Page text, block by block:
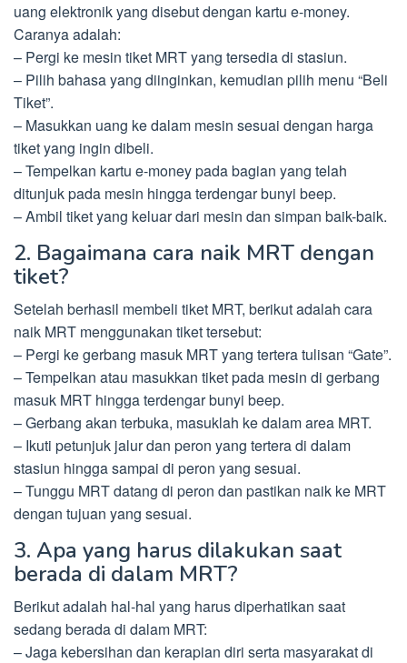
uang elektronik yang disebut dengan kartu e-money.
Caranya adalah:
– Pergi ke mesin tiket MRT yang tersedia di stasiun.
– Pilih bahasa yang diinginkan, kemudian pilih menu “Beli
Tiket”.
– Masukkan uang ke dalam mesin sesuai dengan harga
tiket yang ingin dibeli.
– Tempelkan kartu e-money pada bagian yang telah
ditunjuk pada mesin hingga terdengar bunyi beep.
– Ambil tiket yang keluar dari mesin dan simpan baik-baik.
2. Bagaimana cara naik MRT dengan
tiket?
Setelah berhasil membeli tiket MRT, berikut adalah cara
naik MRT menggunakan tiket tersebut:
– Pergi ke gerbang masuk MRT yang tertera tulisan “Gate”.
– Tempelkan atau masukkan tiket pada mesin di gerbang
masuk MRT hingga terdengar bunyi beep.
– Gerbang akan terbuka, masuklah ke dalam area MRT.
– Ikuti petunjuk jalur dan peron yang tertera di dalam
stasiun hingga sampai di peron yang sesuai.
– Tunggu MRT datang di peron dan pastikan naik ke MRT
dengan tujuan yang sesuai.
3. Apa yang harus dilakukan saat
berada di dalam MRT?
Berikut adalah hal-hal yang harus diperhatikan saat
sedang berada di dalam MRT:
– Jaga kebersihan dan kerapian diri serta masyarakat di